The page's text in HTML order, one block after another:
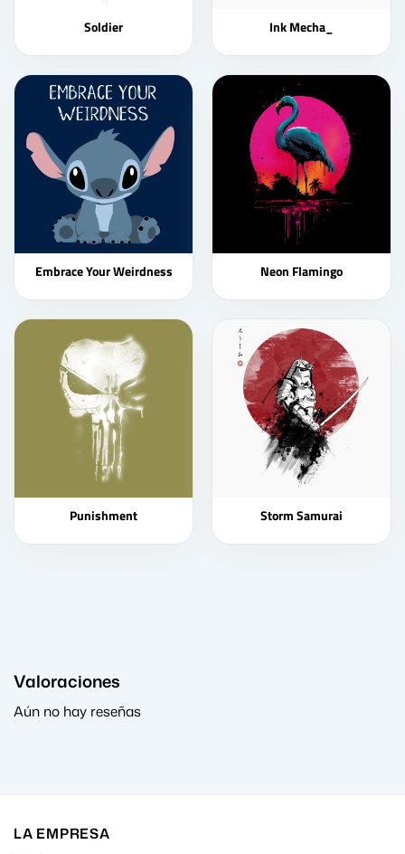
Soldier Ink Mecha_
Embrace Your Weirdness Neon Flamingo
Punishment Storm Samurai
Valoraciones
Aún no hay reseñas
LA EMPRESA